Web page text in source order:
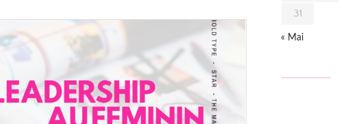
31
« Mai